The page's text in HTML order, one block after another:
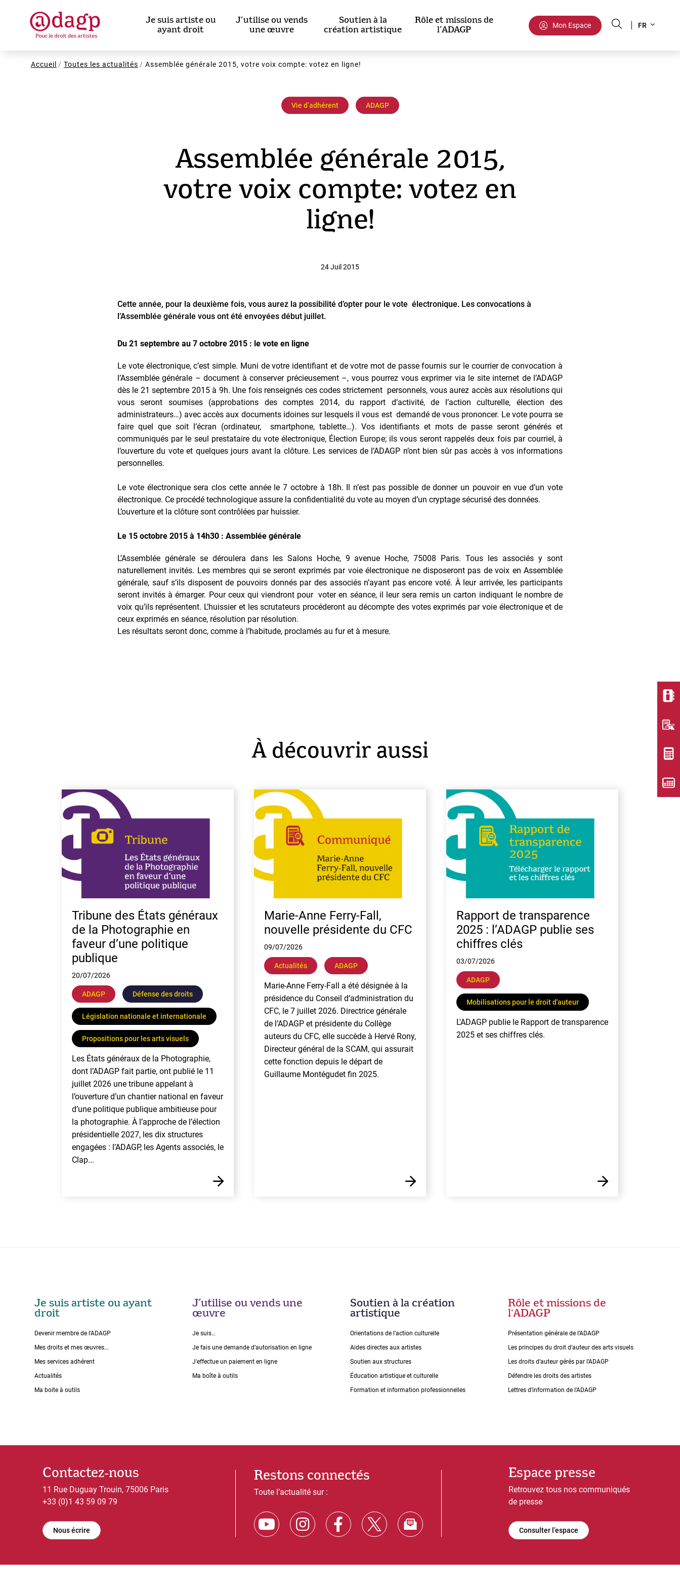
Je suis artiste ou
ayant droit
J’utilise ou vends
une œuvre
Soutien à la
création artistique
Rôle et missions de
l’ADAGP
Mon Espace
your
FR
Fil
Accueil Toutes les actualités Assemblée générale 2015, votre voix compte: votez en ligne!
Vie dʼadhérent ADAGP
Assemblée générale 2015,
votre voix compte: votez en
ligne!
24 Juil 2015
Cette année, pour la deuxième fois, vous aurez la possibilité d’opter pour le vote électronique. Les convocations à
l’Assemblée générale vous ont été envoyées début juillet.
Du 21 septembre au 7 octobre 2015 : le vote en ligne
Le vote électronique, c’est simple. Muni de votre identifiant et de votre mot de passe fournis sur le courrier de convocation à
l’Assemblée générale – document à conserver précieusement –, vous pourrez vous exprimer via le site internet de l’ADAGP
dès le 21 septembre 2015 à 9h. Une fois renseignés ces codes strictement personnels, vous aurez accès aux résolutions qui
vous seront soumises (approbations des comptes 2014, du rapport d’activité, de l’action culturelle, élection des
administrateurs…) avec accès aux documents idoines sur lesquels il vous est demandé de vous prononcer. Le vote pourra se
faire quel que soit l’écran (ordinateur, smartphone, tablette…). Vos identifiants et mots de passe seront générés et
communiqués par le seul prestataire du vote électronique, Élection Europe; ils vous seront rappelés deux fois par courriel, à
l’ouverture du vote et quelques jours avant la clôture. Les services de l’ADAGP n’ont bien sûr pas accès à vos informations
personnelles.
Le vote électronique sera clos cette année le 7 octobre à 18h. Il n’est pas possible de donner un pouvoir en vue d’un vote
électronique. Ce procédé technologique assure la confidentialité du vote au moyen d’un cryptage sécurisé des données.
L’ouverture et la clôture sont contrôlées par huissier.
Le 15 octobre 2015 à 14h30 : Assemblée générale
L’Assemblée générale se déroulera dans les Salons Hoche, 9 avenue Hoche, 75008 Paris. Tous les associés y sont
naturellement invités. Les membres qui se seront exprimés par voie électronique ne disposeront pas de voix en Assemblée
générale, sauf s’ils disposent de pouvoirs donnés par des associés n’ayant pas encore voté. À leur arrivée, les participants
seront invités à émarger. Pour ceux qui viendront pour voter en séance, il leur sera remis un carton indiquant le nombre de
voix qu’ils représentent. L’huissier et les scrutateurs procéderont au décompte des votes exprimés par voie électronique et de
ceux exprimés en séance, résolution par résolution.
Les résultats seront donc, comme à l’habitude, proclamés au fur et à mesure.
À découvrir aussi
Tribune des États généraux
de la Photographie en
faveur d’une politique
publique
20/07/2026
ADAGP Défense des droits
Législation nationale et internationale
Propositions pour les arts visuels
Les États généraux de la Photographie,
dont l’ADAGP fait partie, ont publié le 11
juillet 2026 une tribune appelant à
l’ouverture d’un chantier national en faveur
d’une politique publique ambitieuse pour
la photographie. À l’approche de l’élection
présidentielle 2027, les dix structures
engagées : l’ADAGP, les Agents associés, le
Clap...
En savoir plus
Marie-Anne Ferry-Fall,
nouvelle présidente du CFC
09/07/2026
Actualités ADAGP
Marie-Anne Ferry-Fall a été désignée à la
présidence du Conseil d’administration du
CFC, le 7 juillet 2026. Directrice générale
de l’ADAGP et présidente du Collège
auteurs du CFC, elle succède à Hervé Rony,
Directeur général de la SCAM, qui assurait
cette fonction depuis le départ de
Guillaume Montégudet fin 2025.
En savoir plus
Rapport de transparence
2025 : l’ADAGP publie ses
chiffres clés
03/07/2026
ADAGP
Mobilisations pour le droit d'auteur
L'ADAGP publie le Rapport de transparence
2025 et ses chiffres clés.
Je suis artiste ou ayant
droit
Devenir membre de l’ADAGP
Mes droits et mes œuvres...
Mes services adhérent
Actualités
Ma boite à outils
J’utilise ou vends une
œuvre
Je suis…
Je fais une demande dʼautorisation en ligne
J'effectue un paiement en ligne
Ma boîte à outils
Soutien à la création
artistique
Orientations de lʼaction culturelle
Aides directes aux artistes
Soutien aux structures
Éducation artistique et culturelle
Formation et information professionnelles
Rôle et missions de
lʼADAGP
Présentation générale de l’ADAGP
Les principes du droit dʼauteur des arts visuels
Les droits dʼauteur gérés par lʼADAGP
Défendre les droits des artistes
Lettres dʼinformation de lʼADAGP
Contactez-nous
11 Rue Duguay Trouin, 75006 Paris
+33 (0)1 43 59 09 79
Nous écrire
Restons connectés
Toute l’actualité sur :
Espace presse
Retrouvez tous nos communiqués
de presse
Consulter l’espace